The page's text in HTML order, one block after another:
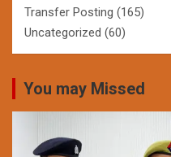
Transfer Posting (165)
Uncategorized (60)
You may Missed